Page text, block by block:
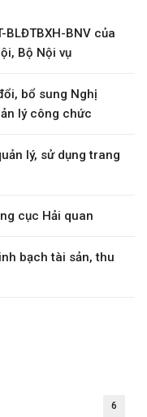
BNV của
Bộ Nội vụ
bổ sung Nghị
lý công chức
lý, sử dụng trang
cục Hải quan
bạch tài sản, thu
6